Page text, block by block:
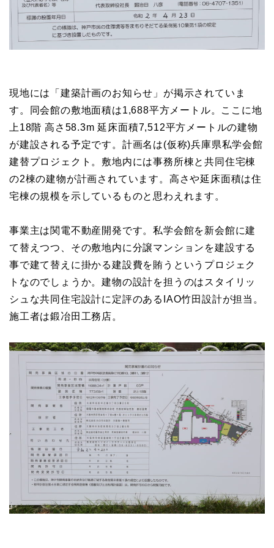
現地には「建築計画のお知らせ」が掲示されていま
す。同会館の敷地面積は1,688平方メートル。ここに地
上18階 高さ58.3m 延床面積7,512平方メートルの建物
が建設される予定です。計画名は(仮称)兵庫県私学会館
建替プロジェクト。敷地内には事務所棟と共同住宅棟
の2棟の建物が計画されています。高さや延床面積は住
宅棟の規模を示しているものと思わえれます。
事業主は関電不動産開発です。私学会館を新会館に建
て替えつつ、その敷地内に分譲マンションを建設する
事で建て替えに掛かる建設費を賄うというプロジェク
トなのでしょうか。建物の設計を担うのはスタイリッ
シュな共同住宅設計に定評のあるIAO竹田設計が担当。
施工者は鍛冶田工務店。